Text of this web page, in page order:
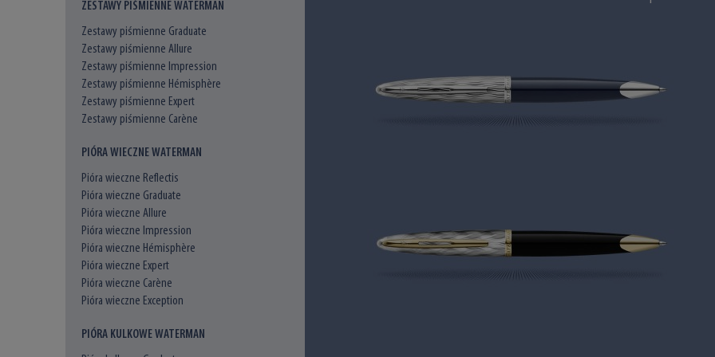
ZESTAWY PIŚMIENNE WATERMAN
Zestawy piśmienne Graduate
Zestawy piśmienne Allure
Zestawy piśmienne Impression
Zestawy piśmienne Hémisphère
Zestawy piśmienne Expert
Zestawy piśmienne Carène
PIÓRA WIECZNE WATERMAN
Pióra wieczne Reflectis
Pióra wieczne Graduate
Pióra wieczne Allure
Pióra wieczne Impression
Pióra wieczne Hémisphère
Pióra wieczne Expert
Pióra wieczne Carène
Pióra wieczne Exception
PIÓRA KULKOWE WATERMAN